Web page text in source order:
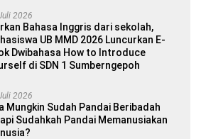
2026
Bahasa Inggris dari sekolah,
UB MMD 2026 Luncurkan E-
Dwibahasa How to Introduce
di SDN 1 Sumberngepoh
2026
Mungkin Sudah Pandai Beribadah
Sudahkah Pandai Memanusiakan